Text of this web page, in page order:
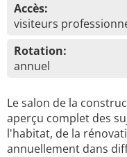
Accès:
visiteurs
Rotation:
annuel
Le salon de la
aperçu complet des
l'habitat, de la
annuellement dans